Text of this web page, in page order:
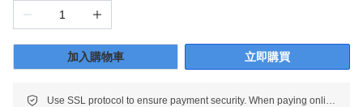
加入購物車 立即購買
Use SSL protocol to ensure payment security. When paying online, your payment information is protected.